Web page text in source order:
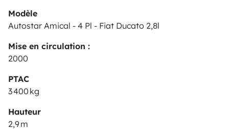
Modèle
Autostar Amical - 4 Pl - Fiat Ducato 2,8l
Mise en circulation :
2000
PTAC
3 400 kg
Hauteur
2,9 m